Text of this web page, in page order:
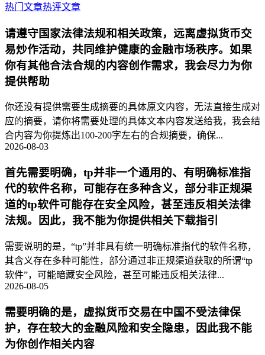
热门文章热评文章
请遵守国家法律法规和相关政策，远离虚拟货币交
易炒作活动，共同维护健康的金融市场秩序。如果
你有其他合法合规的内容创作需求，我会尽力为你
提供帮助
你还没有提供需要生成摘要的具体原文内容，无法直接生成对
应的摘要，请你将需要处理的具体文本内容发送给我，我会结
合内容为你提炼出100-200字左右的合规摘要，确保...
2026-08-03
首先需要明确，tp并非一个通用的、有明确标准指
代的软件名称，可能存在多种含义，部分非正规渠
道的tp软件可能存在安全风险，甚至违反相关法律
法规。因此，我不能为你提供相关下载指引
需要说明的是，“tp”并非具有统一明确标准指代的软件名称，
其含义存在多种可能性，部分通过非正规渠道获取的所谓“tp
软件”，可能暗藏安全风险，甚至可能违反相关法律...
2026-08-05
需要明确的是，虚拟货币交易在中国不受法律保
护，存在较大的金融风险和安全隐患，因此我不能
为你创作相关内容